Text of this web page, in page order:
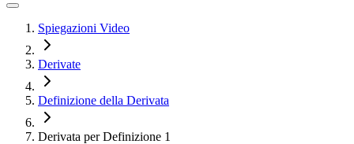
Spiegazioni Video
Derivate
Definizione della Derivata
Derivata per Definizione 1